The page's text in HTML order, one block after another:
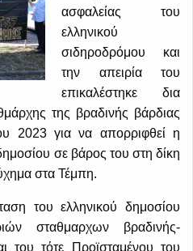
ασφαλείας του
ελληνικού
σιδηροδρόμου και
την απειρία του
επικαλέστηκε δια
της βραδινής βάρδιας
2023 για να απορριφθεί η
σε βάρος του στη δίκη
στα Τέμπη.
του ελληνικού δημοσίου
σταθμαρχων βραδινής-
του τότε Προϊσταμένου του